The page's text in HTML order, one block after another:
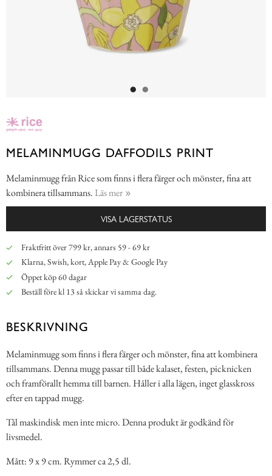
MELAMINMUGG DAFFODILS PRINT
Melaminmugg från Rice som finns i flera färger och mönster, fina att
kombinera tillsammans. Läs mer
VISA LAGERSTATUS
Fraktfritt över 799 kr, annars 59 - 69 kr
Klarna, Swish, kort, Apple Pay & Google Pay
Öppet köp 60 dagar
Beställ före kl 13 så skickar vi samma dag.
BESKRIVNING
Melaminmugg som finns i flera färger och mönster, fina att kombinera
tillsammans. Denna mugg passar till både kalaset, festen, picknicken
och framförallt hemma till barnen. Håller i alla lägen, inget glasskross
efter en tappad mugg.
Tål maskindisk men inte micro. Denna produkt är godkänd för
livsmedel.
Mått: 9 x 9 cm. Rymmer ca 2,5 dl.